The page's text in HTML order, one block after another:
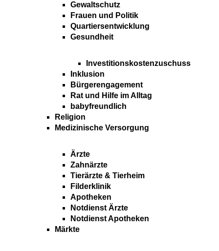
Gewaltschutz
Frauen und Politik
Quartiersentwicklung
Gesundheit
Investitionskostenzuschuss
Inklusion
Bürgerengagement
Rat und Hilfe im Alltag
babyfreundlich
Religion
Medizinische Versorgung
Ärzte
Zahnärzte
Tierärzte & Tierheim
Filderklinik
Apotheken
Notdienst Ärzte
Notdienst Apotheken
Märkte